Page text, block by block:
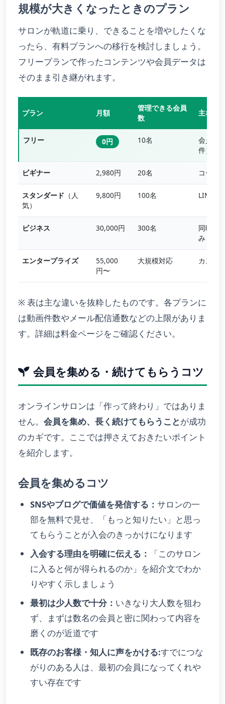
規模が大きくなったときのプラン
サロンが軌道に乗り、できることを増やしたくな
ったら、有料プランへの移行を検討しましょう。
フリープランで作ったコンテンツや会員データは
そのまま引き継がれます。
プラン 月額
管理できる会員
数
主な追
フリー 0円 10名
会員管
件）
ビギナー 2,980円 20名 コース
スタンダード （人
気）
9,800円 100名 LINE公
ビジネス 30,000円 300名
同時接
み
エンタープライズ
55,000
円〜
大規模対応 カスタ
※ 表は主な違いを抜粋したものです。各プランに
は動画件数やメール配信通数などの上限がありま
す。詳細は料金ページをご確認ください。
会員を集める・続けてもらうコツ
オンラインサロンは「作って終わり」ではありま
せん。 会員を集め、長く続けてもらうことが成功
のカギです。ここでは押さえておきたいポイント
を紹介します。
会員を集めるコツ
SNSやブログで価値を発信する： サロンの一
部を無料で見せ、「もっと知りたい」と思っ
てもらうことが入会のきっかけになります
入会する理由を明確に伝える：
「このサロン
に入ると何が得られるのか」を紹介文でわか
りやすく示しましょう
最初は少人数で十分： いきなり大人数を狙わ
ず、まずは数名の会員と密に関わって内容を
磨くのが近道です
既存のお客様・知人に声をかける:すでにつな
がりのある人は、最初の会員になってくれや
すい存在です